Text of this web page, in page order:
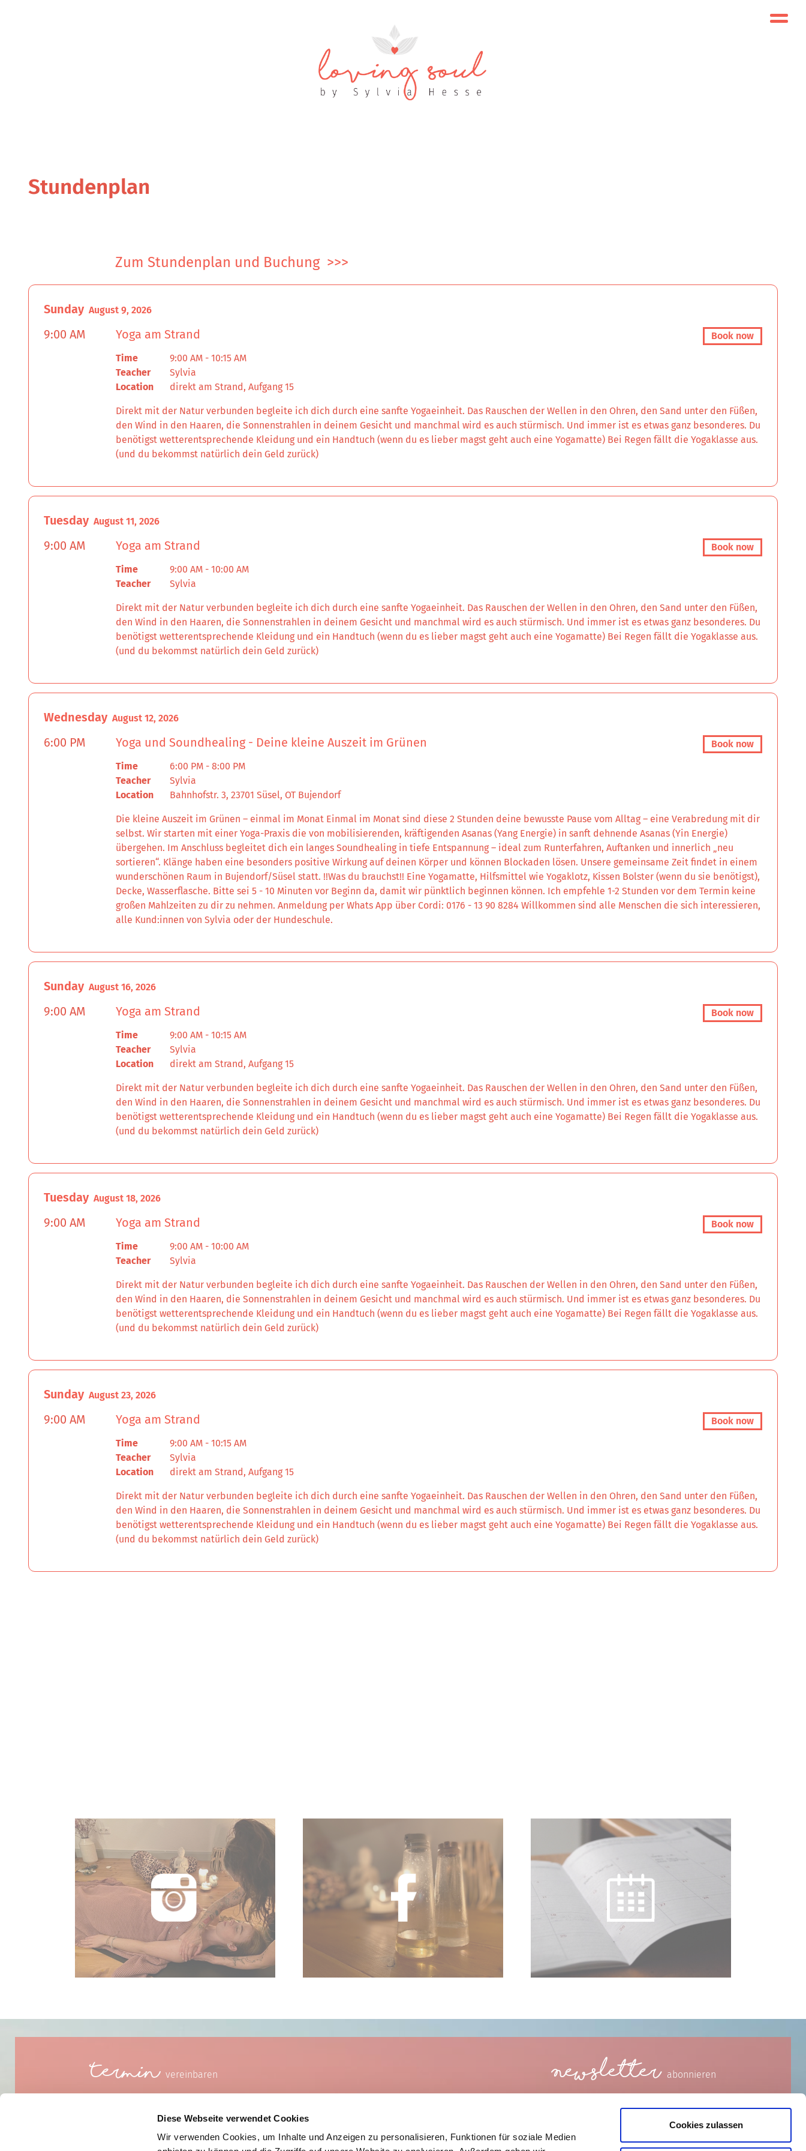
Diese Webseite verwendet Cookies
Wir verwenden Cookies, um Inhalte und Anzeigen zu personalisieren, Funktionen für soziale Medien
Cookies zulassen
Stundenplan
Zum Stundenplan und Buchung >>>
Sunday August 9, 2026
9:00 AM Yoga am Strand
Book now
Time
9:00 AM - 10:15 AM
Teacher
Sylvia
Location
direkt am Strand, Aufgang 15
Direkt mit der Natur verbunden begleite ich dich durch eine sanfte Yogaeinheit. Das Rauschen der Wellen in den Ohren, den Sand unter den Füßen,
den Wind in den Haaren, die Sonnenstrahlen in deinem Gesicht und manchmal wird es auch stürmisch. Und immer ist es etwas ganz besonderes. Du
benötigst wetterentsprechende Kleidung und ein Handtuch (wenn du es lieber magst geht auch eine Yogamatte) Bei Regen fällt die Yogaklasse aus.
(und du bekommst natürlich dein Geld zurück)
Tuesday August 11, 2026
9:00 AM Yoga am Strand
Book now
Time
9:00 AM - 10:00 AM
Teacher
Sylvia
Direkt mit der Natur verbunden begleite ich dich durch eine sanfte Yogaeinheit. Das Rauschen der Wellen in den Ohren, den Sand unter den Füßen,
den Wind in den Haaren, die Sonnenstrahlen in deinem Gesicht und manchmal wird es auch stürmisch. Und immer ist es etwas ganz besonderes. Du
benötigst wetterentsprechende Kleidung und ein Handtuch (wenn du es lieber magst geht auch eine Yogamatte) Bei Regen fällt die Yogaklasse aus.
(und du bekommst natürlich dein Geld zurück)
Wednesday August 12, 2026
6:00 PM Yoga und Soundhealing - Deine kleine Auszeit im Grünen
Book now
Time
6:00 PM - 8:00 PM
Teacher
Sylvia
Location
Bahnhofstr. 3, 23701 Süsel, OT Bujendorf
Die kleine Auszeit im Grünen – einmal im Monat Einmal im Monat sind diese 2 Stunden deine bewusste Pause vom Alltag – eine Verabredung mit dir
selbst. Wir starten mit einer Yoga-Praxis die von mobilisierenden, kräftigenden Asanas (Yang Energie) in sanft dehnende Asanas (Yin Energie)
übergehen. Im Anschluss begleitet dich ein langes Soundhealing in tiefe Entspannung – ideal zum Runterfahren, Auftanken und innerlich „neu
sortieren“. Klänge haben eine besonders positive Wirkung auf deinen Körper und können Blockaden lösen. Unsere gemeinsame Zeit findet in einem
wunderschönen Raum in Bujendorf/Süsel statt. !!Was du brauchst!! Eine Yogamatte, Hilfsmittel wie Yogaklotz, Kissen Bolster (wenn du sie benötigst),
Decke, Wasserflasche. Bitte sei 5 - 10 Minuten vor Beginn da, damit wir pünktlich beginnen können. Ich empfehle 1-2 Stunden vor dem Termin keine
großen Mahlzeiten zu dir zu nehmen. Anmeldung per Whats App über Cordi: 0176 - 13 90 8284 Willkommen sind alle Menschen die sich interessieren,
alle Kund:innen von Sylvia oder der Hundeschule.
Sunday August 16, 2026
9:00 AM Yoga am Strand
Book now
Time
9:00 AM - 10:15 AM
Teacher
Sylvia
Location
direkt am Strand, Aufgang 15
Direkt mit der Natur verbunden begleite ich dich durch eine sanfte Yogaeinheit. Das Rauschen der Wellen in den Ohren, den Sand unter den Füßen,
den Wind in den Haaren, die Sonnenstrahlen in deinem Gesicht und manchmal wird es auch stürmisch. Und immer ist es etwas ganz besonderes. Du
benötigst wetterentsprechende Kleidung und ein Handtuch (wenn du es lieber magst geht auch eine Yogamatte) Bei Regen fällt die Yogaklasse aus.
(und du bekommst natürlich dein Geld zurück)
Tuesday August 18, 2026
9:00 AM Yoga am Strand
Book now
Time
9:00 AM - 10:00 AM
Teacher
Sylvia
Direkt mit der Natur verbunden begleite ich dich durch eine sanfte Yogaeinheit. Das Rauschen der Wellen in den Ohren, den Sand unter den Füßen,
den Wind in den Haaren, die Sonnenstrahlen in deinem Gesicht und manchmal wird es auch stürmisch. Und immer ist es etwas ganz besonderes. Du
benötigst wetterentsprechende Kleidung und ein Handtuch (wenn du es lieber magst geht auch eine Yogamatte) Bei Regen fällt die Yogaklasse aus.
(und du bekommst natürlich dein Geld zurück)
Sunday August 23, 2026
9:00 AM Yoga am Strand
Book now
Time
9:00 AM - 10:15 AM
Teacher
Sylvia
Location
direkt am Strand, Aufgang 15
Direkt mit der Natur verbunden begleite ich dich durch eine sanfte Yogaeinheit. Das Rauschen der Wellen in den Ohren, den Sand unter den Füßen,
den Wind in den Haaren, die Sonnenstrahlen in deinem Gesicht und manchmal wird es auch stürmisch. Und immer ist es etwas ganz besonderes. Du
benötigst wetterentsprechende Kleidung und ein Handtuch (wenn du es lieber magst geht auch eine Yogamatte) Bei Regen fällt die Yogaklasse aus.
(und du bekommst natürlich dein Geld zurück)
Termin vereinbaren
0176-24727488
Newsletter abonnieren